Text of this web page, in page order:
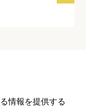
情報を提供する